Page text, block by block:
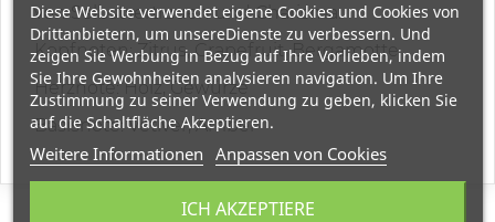
von Selbstvertrauen und Charisma.
Kopfnoten: Zitrus, Grapefruit, Bergamotte
Herznote: Holz, Gewürze
Basisnote: Vetiver, Amber
Diese Website verwendet eigene Cookies und Cookies von
Drittanbietern, um unsereDienste zu verbessern. Und
zeigen Sie Werbung in Bezug auf Ihre Vorlieben, indem
Sie Ihre Gewohnheiten analysieren navigation. Um Ihre
Zustimmung zu seiner Verwendung zu geben, klicken Sie
auf die Schaltfläche Akzeptieren.
Weitere Informationen Anpassen von Cookies
ICH AKZEPTIERE